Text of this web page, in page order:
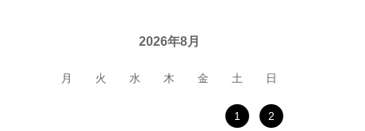
2026年8月
月 火 水 木 金 土 日
1 2